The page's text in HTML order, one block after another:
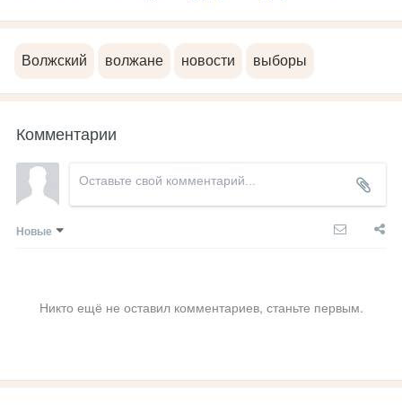
Волжский волжане новости выборы
Комментарии
Новые
Никто ещё не оставил комментариев, станьте первым.